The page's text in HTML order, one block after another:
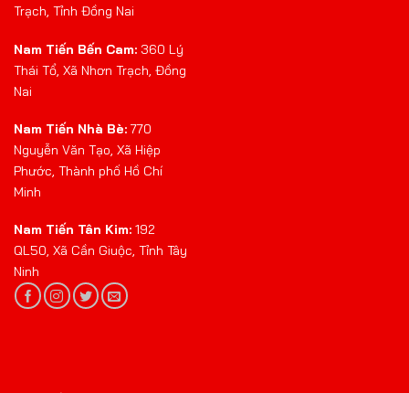
Trạch, Tỉnh Đồng Nai
Nam Tiến Bến Cam: 360 Lý
Thái Tổ, Xã Nhơn Trạch, Đồng
Nai
Nam Tiến Nhà Bè: 770
Nguyễn Văn Tạo, Xã Hiệp
Phước, Thành phố Hồ Chí
Minh
Nam Tiến Tân Kim: 192
QL50, Xã Cần Giuộc, Tỉnh Tây
Ninh